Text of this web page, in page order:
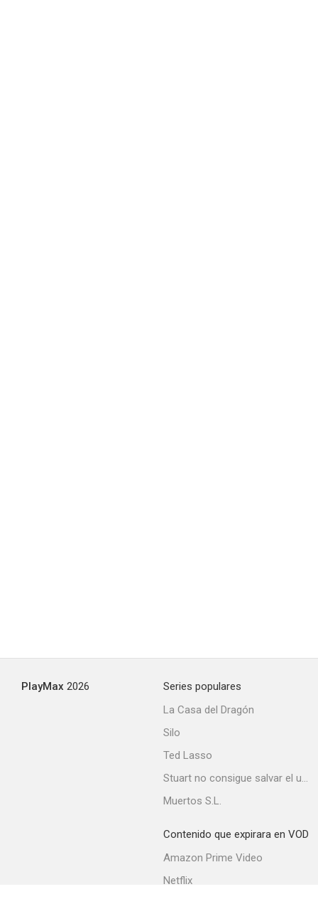
PlayMax 2026
Series populares
La Casa del Dragón
Silo
Ted Lasso
Stuart no consigue salvar el universo
Muertos S.L.
Contenido que expirara en VOD
Amazon Prime Video
Netflix